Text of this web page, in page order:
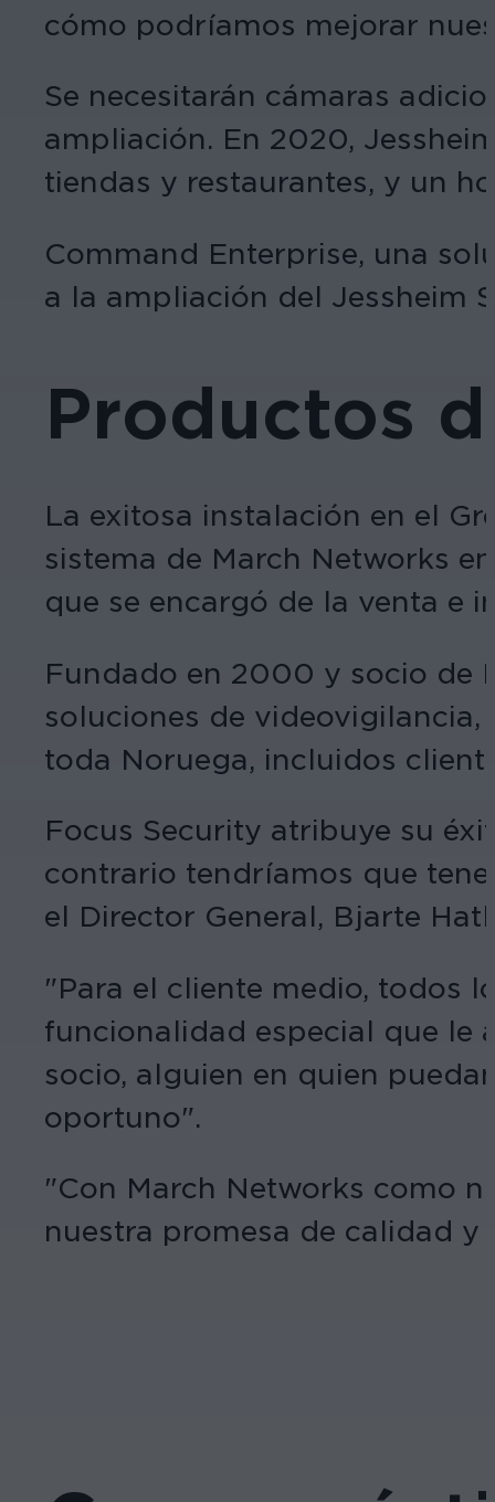
cómo podríamos mejorar
Se necesitarán cámaras
ampliación. En 2020,
tiendas y restaurantes, y un
Command Enterprise, una
a la ampliación del Jessheim
Productos
La exitosa instalación en el
sistema de March Networks
que se encargó de la venta e
Fundado en 2000 y socio de
soluciones de
toda Noruega, incluidos
Focus Security atribuye su
contrario tendríamos que
el Director General, Bjarte
"Para el cliente medio, todos
funcionalidad especial que le
socio, alguien en quien
oportuno".
"Con March Networks como
nuestra promesa de calidad y